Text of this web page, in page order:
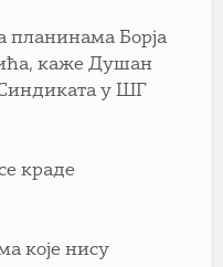
планинама Борја
каже Душан
у ШГ
краде
које нису